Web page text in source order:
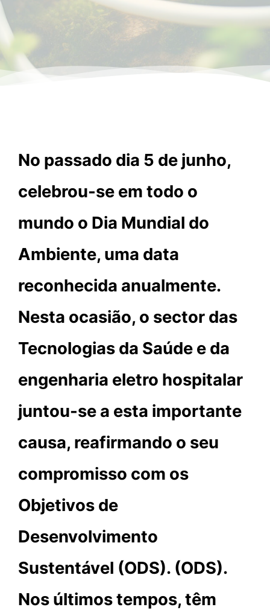
No passado dia 5 de junho,
celebrou-se em todo o
mundo o Dia Mundial do
Ambiente, uma data
reconhecida anualmente.
Nesta ocasião, o sector das
Tecnologias da Saúde e da
engenharia eletro hospitalar
juntou-se a esta importante
causa, reafirmando o seu
compromisso com os
Objetivos de
Desenvolvimento
Sustentável (ODS). (ODS).
Nos últimos tempos, têm